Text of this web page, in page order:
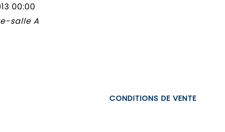
00:00
salle A
CONDITIONS DE VENTE